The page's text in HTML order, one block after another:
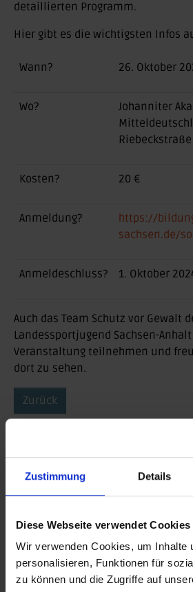
Zustimmung Details
Diese Webseite verwendet Cookies
Wir verwenden Cookies, um Inhalte
personalisieren, Funktionen für
zu können und die Zugriffe auf
detaillierten Programm.
Hier gibt es die wichtigsten Infos
Wann? 26. Oktober
Wo?
Johanniter
Kosten? 20 €
Anmeldung?
https://
sachsen.de/
Anmeldeschluss? 1. Oktober
Auch das Team Schutz vor Gewalt
Landessportjugend Sachsen-
Veranstaltung teilnehmen und
dort zu sehen.
Zurück
BEITRAG TEILEN
teilen